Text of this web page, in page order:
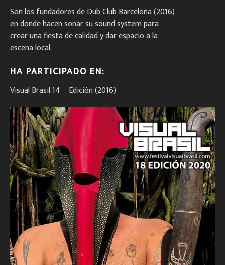
Son los fundadores de Dub Club Barcelona (2016)
en donde hacen sonar su sound system para
crear una fiesta de calidad y dar espacio a la
escena local.
HA PARTICIPADO EN:
Visual Brasil 14º Edición (2016)